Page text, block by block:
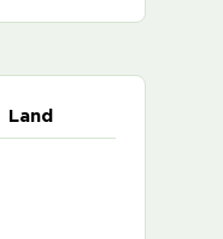
Land